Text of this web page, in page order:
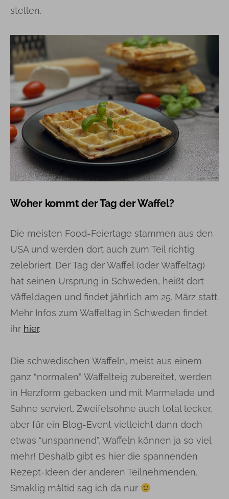
stellen.
Woher kommt der Tag der Waffel?
Die meisten Food-Feiertage stammen aus den
USA und werden dort auch zum Teil richtig
zelebriert. Der Tag der Waffel (oder Waffeltag)
hat seinen Ursprung in Schweden, heißt dort
Våffeldagen und findet jährlich am 25. März statt.
Mehr Infos zum Waffeltag in Schweden findet
ihr hier.
Die schwedischen Waffeln, meist aus einem
ganz “normalen” Waffelteig zubereitet, werden
in Herzform gebacken und mit Marmelade und
Sahne serviert. Zweifelsohne auch total lecker,
aber für ein Blog-Event vielleicht dann doch
etwas “unspannend”. Waffeln können ja so viel
mehr! Deshalb gibt es hier die spannenden
Rezept-Ideen der anderen Teilnehmenden.
Smaklig måltid sag ich da nur